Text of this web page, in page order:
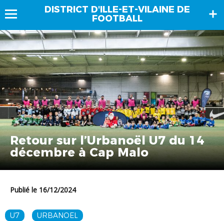
DISTRICT D'ILLE-ET-VILAINE DE
FOOTBALL
Retour sur l’Urbanoël U7 du 14
décembre à Cap Malo
Publié le 16/12/2024
U7 URBANOEL